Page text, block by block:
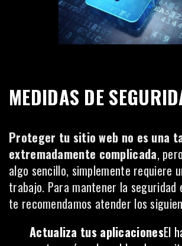
MEDIDAS DE
Proteger tu sitio web no es una
extremadamente complicada,
algo sencillo, simplemente requiere
trabajo. Para mantener la seguridad
te recomendamos atender los
Actualiza tus aplicacionesEl